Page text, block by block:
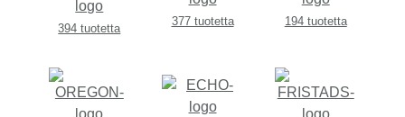
394 tuotetta
377 tuotetta 194 tuotetta